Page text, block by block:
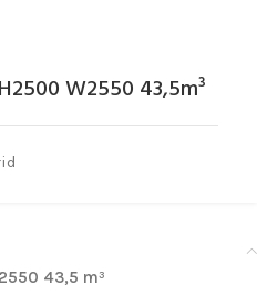
W2550 43,5m³
43,5 m³